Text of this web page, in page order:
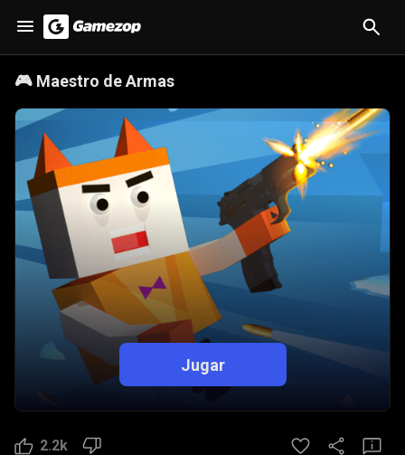
🎮 Maestro de Armas
Jugar
2.2k